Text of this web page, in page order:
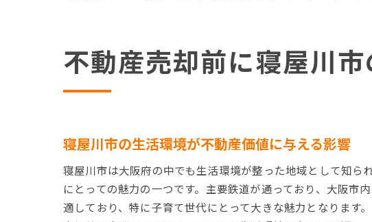
売
不動産売却前に寝屋川
寝屋川市の生活環境が不動産価値に与える影響
寝屋川市は大阪府の中でも生活環境が整った地域として知ら
にとっての魅力の一つです。主要鉄道が通っており、大阪市
適しており、特に子育て世代にとって大きな魅力となりま